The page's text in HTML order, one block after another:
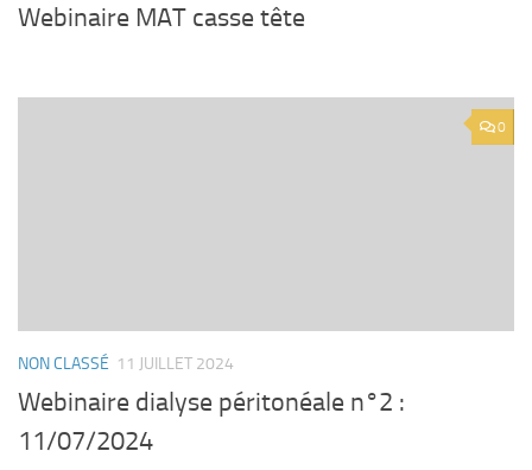
Webinaire MAT casse tête
0
NON CLASSÉ 11 JUILLET 2024
Webinaire dialyse péritonéale n°2 :
11/07/2024